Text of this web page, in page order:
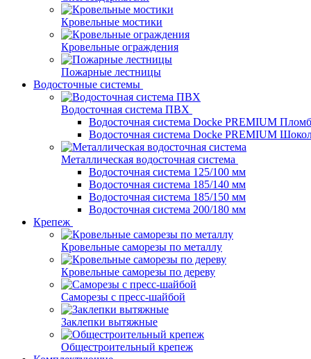
Кровельные мостики
Кровельные ограждения
Пожарные лестницы
Водосточные системы
Водосточная система ПВХ
Водосточная система Docke PREMIUM
Водосточная система Docke PREMIUM
Металлическая водосточная система
Водосточная система 125/100 мм
Водосточная система 185/140 мм
Водосточная система 185/150 мм
Водосточная система 200/180 мм
Крепеж
Кровельные саморезы по металлу
Кровельные саморезы по дереву
Саморезы с пресс-шайбой
Заклепки вытяжные
Общестроительный крепеж